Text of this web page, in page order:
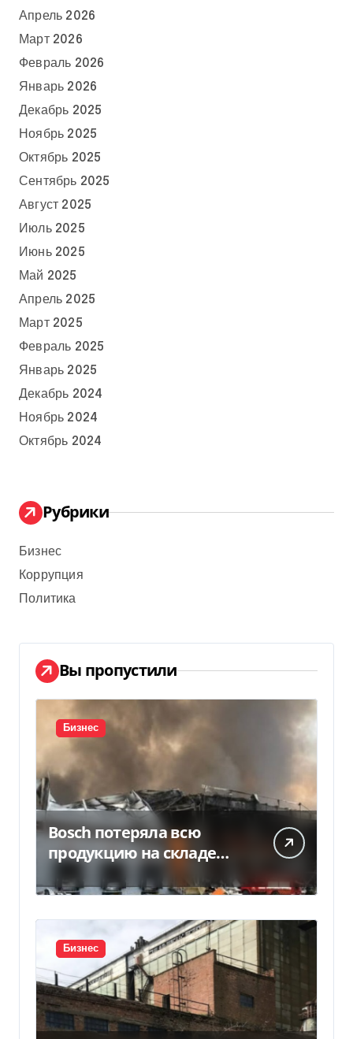
Апрель 2026
Март 2026
Февраль 2026
Январь 2026
Декабрь 2025
Ноябрь 2025
Октябрь 2025
Сентябрь 2025
Август 2025
Июль 2025
Июнь 2025
Май 2025
Апрель 2025
Март 2025
Февраль 2025
Январь 2025
Декабрь 2024
Ноябрь 2024
Октябрь 2024
Рубрики
Бизнес
Коррупция
Политика
Вы пропустили
Бизнес
Bosch потеряла всю
продукцию на складе
Бизнес